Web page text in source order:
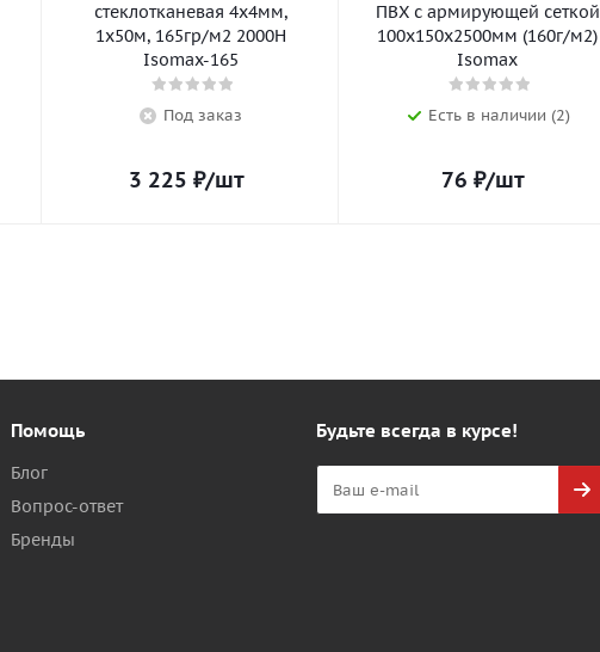
стеклотканевая 4х4мм,
1х50м, 165гр/м2 2000Н
Isomax-165
Под заказ
3 225 ₽/шт
ПВХ с армирующей сеткой
100х150х2500мм (160г/м2)
Isomax
Есть в наличии (2)
76 ₽/шт
Помощь
Блог
Вопрос-ответ
Бренды
Будьте всегда в курсе!